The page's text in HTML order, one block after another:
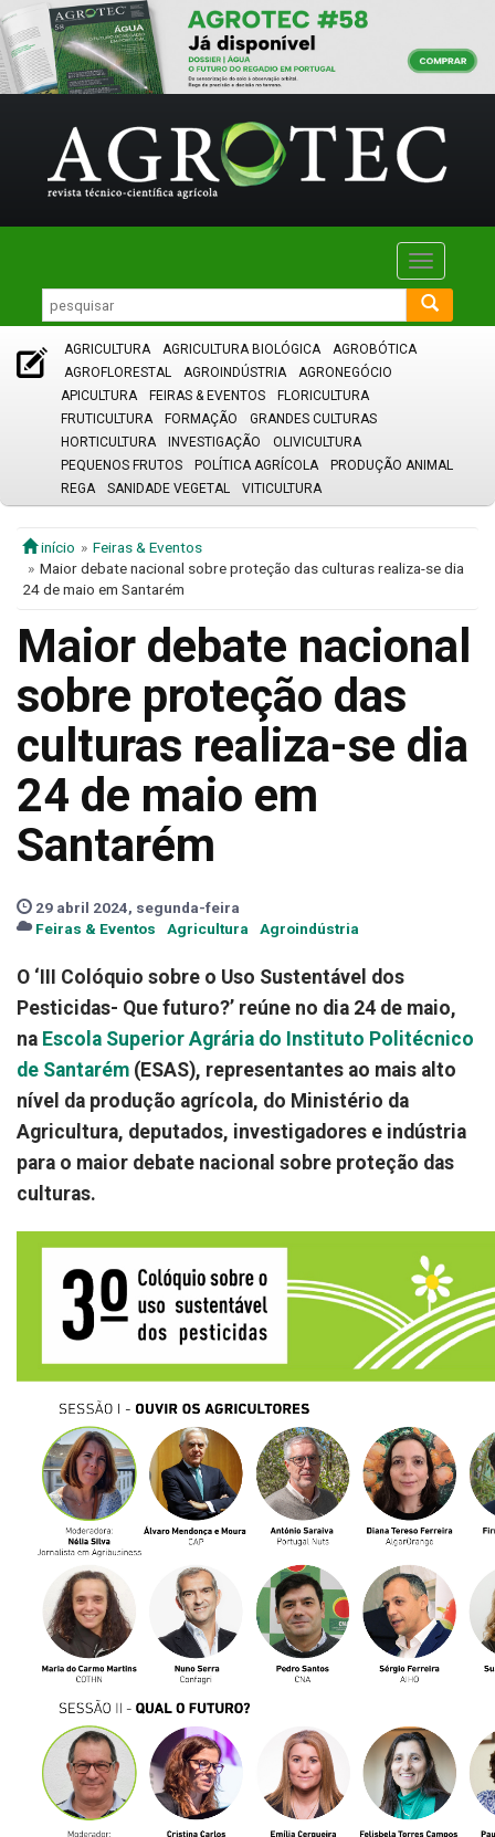
Toggle
AGRICULTURA AGRICULTURA BIOLÓGICA
AGROBÓTICA
AGROFLORESTAL
AGROINDÚSTRIA
AGRONEGÓCIO
APICULTURA
FEIRAS & EVENTOS
FLORICULTURA
FRUTICULTURA
FORMAÇÃO
GRANDES CULTURAS
HORTICULTURA
INVESTIGAÇÃO
OLIVICULTURA
PEQUENOS FRUTOS
POLÍTICA AGRÍCOLA
PRODUÇÃO ANIMAL
REGA
SANIDADE VEGETAL VITICULTURA
início
Feiras & Eventos
Maior debate nacional sobre proteção das culturas realiza-se dia
24 de maio em Santarém
Maior debate nacional
sobre proteção das
culturas realiza-se dia
24 de maio em
Santarém
29 abril 2024, segunda-feira
Feiras & Eventos
Agricultura Agroindústria
O ‘III Colóquio sobre o Uso Sustentável dos
Pesticidas- Que futuro?’ reúne no dia 24 de maio,
na Escola Superior Agrária do Instituto Politécnico
de Santarém (ESAS), representantes ao mais alto
nível da produção agrícola, do Ministério da
Agricultura, deputados, investigadores e indústria
para o maior debate nacional sobre proteção das
culturas.